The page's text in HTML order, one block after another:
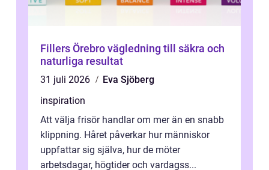
Fillers Örebro vägledning till säkra och
naturliga resultat
31 juli 2026
Eva Sjöberg
inspiration
Att välja frisör handlar om mer än en snabb
klippning. Håret påverkar hur människor
uppfattar sig själva, hur de möter
arbetsdagar, högtider och vardagss...